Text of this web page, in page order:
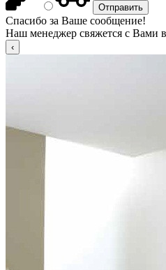
Спасибо за Ваше сообщение!
Наш менеджер свяжется с Вами